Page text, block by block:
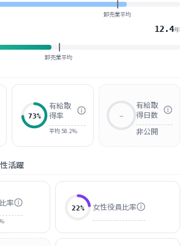
卸売業平均
12.4年
卸売業平均
73%
有給取
得率
平均 58.2%
--
有給取
得日数
非公開
活躍
率
22% 女性役員比率